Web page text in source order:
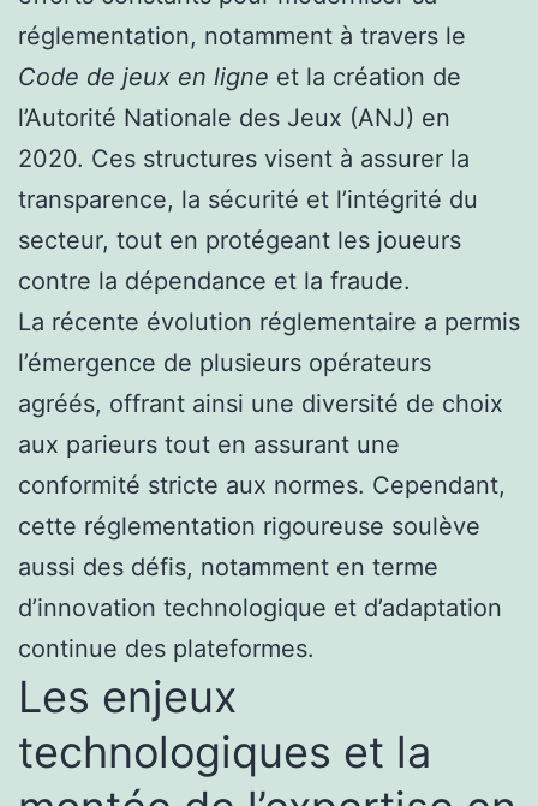
réglementation, notamment à travers le
Code de jeux en ligne et la création de
l’Autorité Nationale des Jeux (ANJ) en
2020. Ces structures visent à assurer la
transparence, la sécurité et l’intégrité du
secteur, tout en protégeant les joueurs
contre la dépendance et la fraude.
La récente évolution réglementaire a permis
l’émergence de plusieurs opérateurs
agréés, offrant ainsi une diversité de choix
aux parieurs tout en assurant une
conformité stricte aux normes. Cependant,
cette réglementation rigoureuse soulève
aussi des défis, notamment en terme
d’innovation technologique et d’adaptation
continue des plateformes.
Les enjeux
technologiques et la